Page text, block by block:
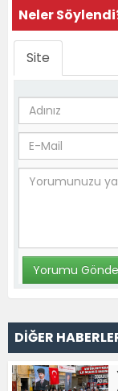
Neler
Site
DİĞER